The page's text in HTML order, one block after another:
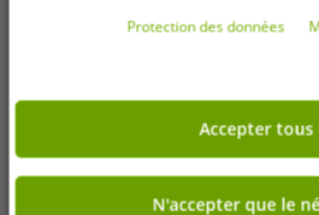
OneSize (pour plus de détails,
voir la description)
consentement à tout moment. Les
Protection des données
Accepter tous
N'accepter que le